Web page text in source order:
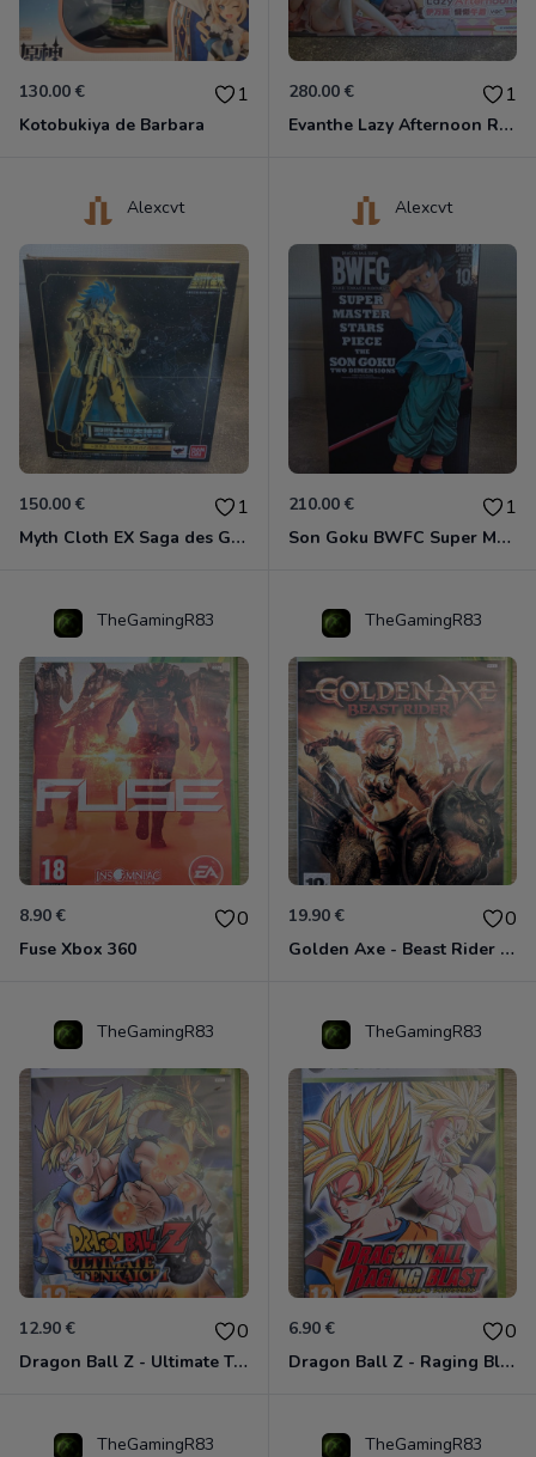
130.00 € 1
Kotobukiya de Barbara
280.00 € 1
Evanthe Lazy Afternoon Red Pride of Eden
Alexcvt
150.00 € 1
Myth Cloth EX Saga des Gémeaux
Alexcvt
210.00 € 1
Son Goku BWFC Super Master Stars
TheGamingR83
8.90 € 0
Fuse Xbox 360
TheGamingR83
19.90 € 0
Golden Axe - Beast Rider Xbox 360
TheGamingR83
12.90 € 0
Dragon Ball Z - Ultimate Tenkaichi Xbox 360
TheGamingR83
6.90 € 0
Dragon Ball Z - Raging Blast Xbox 360
TheGamingR83 TheGamingR83